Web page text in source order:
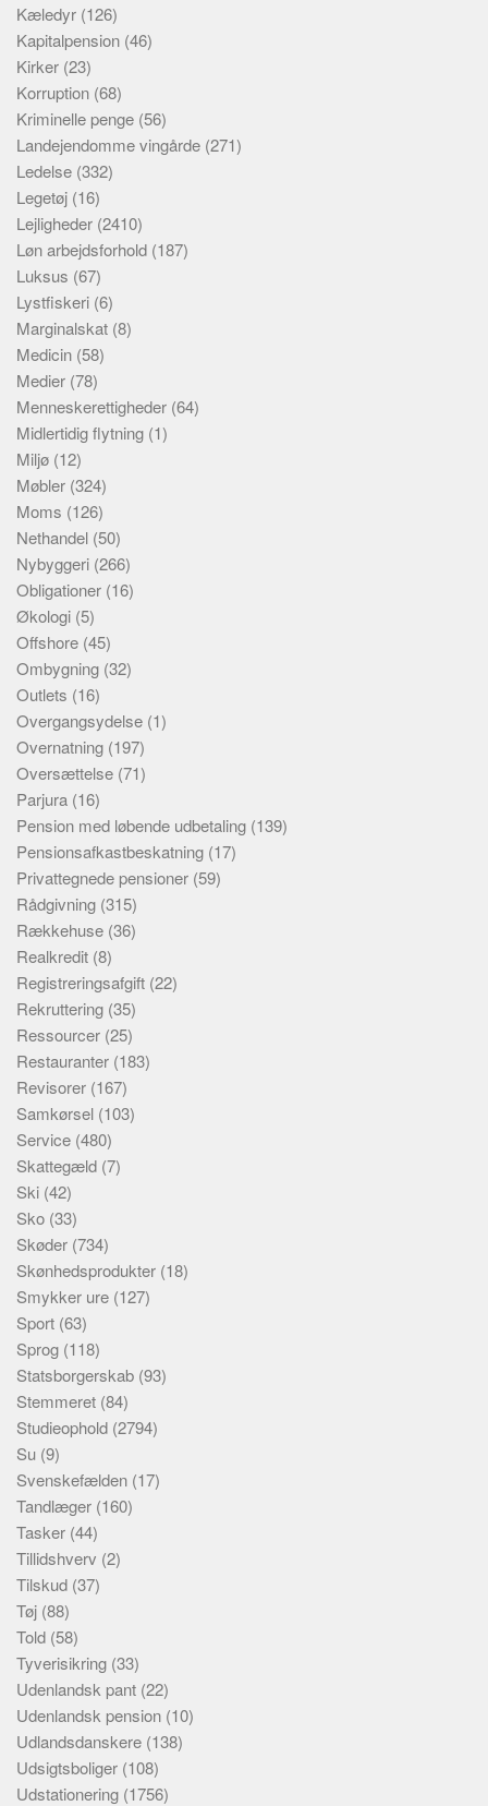
Kæledyr (126)
Kapitalpension (46)
Kirker (23)
Korruption (68)
Kriminelle penge (56)
Landejendomme vingårde (271)
Ledelse (332)
Legetøj (16)
Lejligheder (2410)
Løn arbejdsforhold (187)
Luksus (67)
Lystfiskeri (6)
Marginalskat (8)
Medicin (58)
Medier (78)
Menneskerettigheder (64)
Midlertidig flytning (1)
Miljø (12)
Møbler (324)
Moms (126)
Nethandel (50)
Nybyggeri (266)
Obligationer (16)
Økologi (5)
Offshore (45)
Ombygning (32)
Outlets (16)
Overgangsydelse (1)
Overnatning (197)
Oversættelse (71)
Parjura (16)
Pension med løbende udbetaling (139)
Pensionsafkastbeskatning (17)
Privattegnede pensioner (59)
Rådgivning (315)
Rækkehuse (36)
Realkredit (8)
Registreringsafgift (22)
Rekruttering (35)
Ressourcer (25)
Restauranter (183)
Revisorer (167)
Samkørsel (103)
Service (480)
Skattegæld (7)
Ski (42)
Sko (33)
Skøder (734)
Skønhedsprodukter (18)
Smykker ure (127)
Sport (63)
Sprog (118)
Statsborgerskab (93)
Stemmeret (84)
Studieophold (2794)
Su (9)
Svenskefælden (17)
Tandlæger (160)
Tasker (44)
Tillidshverv (2)
Tilskud (37)
Tøj (88)
Told (58)
Tyverisikring (33)
Udenlandsk pant (22)
Udenlandsk pension (10)
Udlandsdanskere (138)
Udsigtsboliger (108)
Udstationering (1756)